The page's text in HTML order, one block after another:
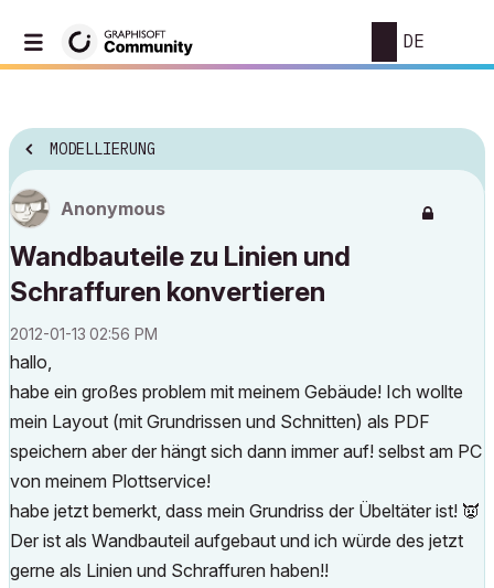
DE
MODELLIERUNG
Anonymous
Wandbauteile zu Linien und
Schraffuren konvertieren
‎2012-01-13 02:56 PM
hallo,
habe ein großes problem mit meinem Gebäude! Ich wollte
mein Layout (mit Grundrissen und Schnitten) als PDF
speichern aber der hängt sich dann immer auf! selbst am PC
von meinem Plottservice!
habe jetzt bemerkt, dass mein Grundriss der Übeltäter ist! 👿
Der ist als Wandbauteil aufgebaut und ich würde des jetzt
gerne als Linien und Schraffuren haben!!